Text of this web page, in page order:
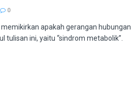
0
apakah gerangan hubungan
tulisan ini, yaitu “sindrom metabolik”.